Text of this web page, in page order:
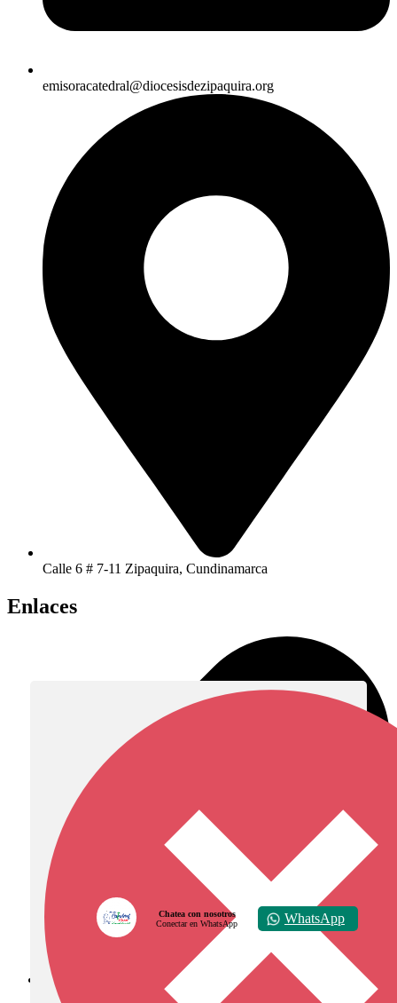
emisoracatedral@diocesisdezipaquira.org
Calle 6 # 7-11 Zipaquira, Cundinamarca
Enlaces
Diócesis de Zipaquirá
Chatea con nosotros
Conectar en WhatsApp
WhatsApp